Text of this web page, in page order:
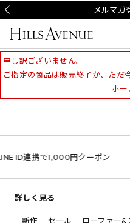
メルマガ
申し訳ございません。
ご指定の商品は販売終了か、ただ
ホー
ID連携で1,000円クーポン
詳しく見る
新作 セール ローファー&